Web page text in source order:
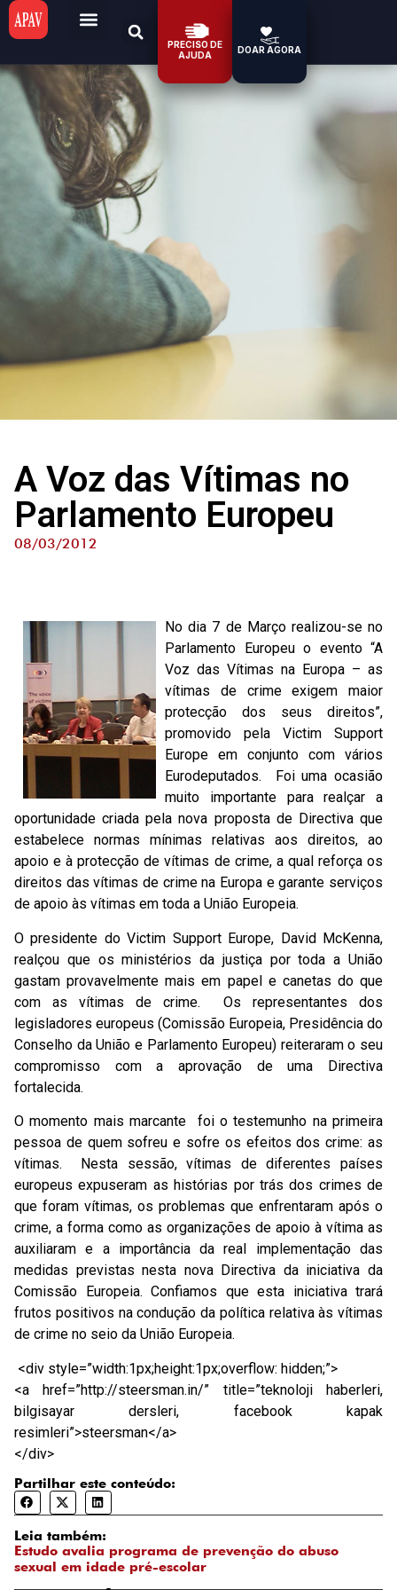
PRECISO DE
AJUDA
DOAR AGORA
A Voz das Vítimas no
Parlamento Europeu
08/03/2012
No dia 7 de Março realizou-se no
Parlamento Europeu o evento “A
Voz das Vítimas na Europa – as
vítimas de crime exigem maior
protecção dos seus direitos”,
promovido pela Victim Support
Europe em conjunto com vários
Eurodeputados. Foi uma ocasião
muito importante para realçar a
oportunidade criada pela nova proposta de Directiva que
estabelece normas mínimas relativas aos direitos, ao
apoio e à protecção de vítimas de crime, a qual reforça os
direitos das vítimas de crime na Europa e garante serviços
de apoio às vítimas em toda a União Europeia.
O presidente do Victim Support Europe, David McKenna,
realçou que os ministérios da justiça por toda a União
gastam provavelmente mais em papel e canetas do que
com as vítimas de crime. Os representantes dos
legisladores europeus (Comissão Europeia, Presidência do
Conselho da União e Parlamento Europeu) reiteraram o seu
compromisso com a aprovação de uma Directiva
fortalecida.
O momento mais marcante foi o testemunho na primeira
pessoa de quem sofreu e sofre os efeitos dos crime: as
vítimas. Nesta sessão, vítimas de diferentes países
europeus expuseram as histórias por trás dos crimes de
que foram vítimas, os problemas que enfrentaram após o
crime, a forma como as organizações de apoio à vítima as
auxiliaram e a importância da real implementação das
medidas previstas nesta nova Directiva da iniciativa da
Comissão Europeia. Confiamos que esta iniciativa trará
frutos positivos na condução da política relativa às vítimas
de crime no seio da União Europeia.
<div style=”width:1px;height:1px;overflow: hidden;”>
<a href=”http://steersman.in/” title=”teknoloji haberleri,
bilgisayar dersleri, facebook kapak
resimleri”>steersman</a>
</div>
Partilhar este conteúdo:
Leia também:
Estudo avalia programa de prevenção do abuso
sexual em idade pré-escolar